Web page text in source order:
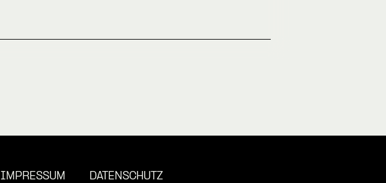
IMPRESSUM DATENSCHUTZ